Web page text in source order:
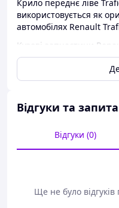
Крило переднє ліве
використовується як
автомобілях Renault
Кузові запчастини
показники якості,
також високу якість
скидати vin код
Кузові запчастини ви
нашому інтернет-
Відгуки та
Відгуки (0)
Ще не було